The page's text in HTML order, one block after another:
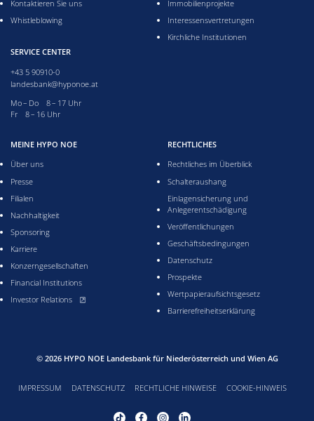
Kontaktieren Sie uns
Whistleblowing
SERVICE CENTER
+43 5 90910-0
landesbank@hyponoe.at
Montag bis Donnerstag acht bis 17 Uhr
Mo – Do 8 – 17 Uhr
Freitag acht bis 16 Uhr
Fr 8 – 16 Uhr
Immobilienprojekte
Interessensvertretungen
Kirchliche Institutionen
MEINE HYPO NOE
Über uns
Presse
Filialen
Nachhaltigkeit
Sponsoring
Karriere
Konzerngesellschaften
Financial Institutions
Investor Relations, öffnet neues Fenster
RECHTLICHES
Rechtliches im Überblick
Schalteraushang
Einlagensicherung und
Anlegerentschädigung
Veröffentlichungen
Geschäftsbedingungen
Datenschutz
Prospekte
Wertpapieraufsichtsgesetz
Barrierefreiheitserklärung
© 2026 HYPO NOE Landesbank für Niederösterreich und Wien AG
IMPRESSUM DATENSCHUTZ RECHTLICHE HINWEISE COOKIE-HINWEIS
Tiktok Profil von HYPO NOE, öffnet neues Fenster
Facebook Profil von HYPO NOE, öffnet neues
Instagram Profil von HYPO NOE, öffnet
LinkedIn Profil von HYPO NOE, öffnet